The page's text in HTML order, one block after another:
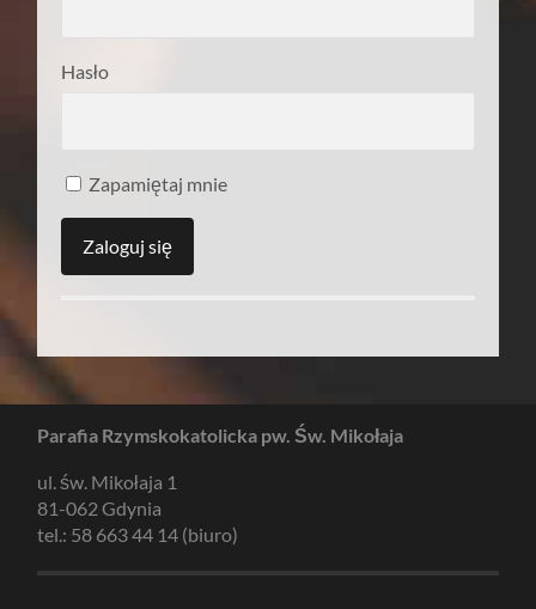
Hasło
Zapamiętaj mnie
Parafia Rzymskokatolicka pw. Św. Mikołaja
ul. św. Mikołaja 1
81-062 Gdynia
tel.: 58 663 44 14 (biuro)